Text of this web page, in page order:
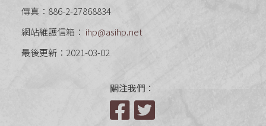
傳真：886-2-27868834
網站維護信箱： ihp@asihp.net
最後更新：2021-03-02
關注我們：
Facebook